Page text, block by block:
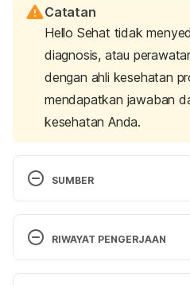
Catatan
Hello Sehat tidak
diagnosis, atau
dengan ahli kesehatan
mendapatkan jawaban
kesehatan Anda.
SUMBER
Natural Way to Increase
https://
natural-ways-to-increase-
RIWAYAT PENGERJAAN